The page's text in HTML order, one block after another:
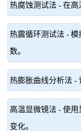
热腐蚀测试法 - 在高
热震循环测试法 -
数。
热膨胀曲线分析法 -
高温显微镜法 - 使
变化。